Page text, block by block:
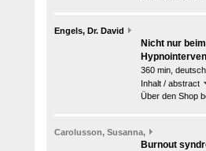
Engels, Dr. David
Nicht nur
360 min, deutsch
Inhalt / abstract
Über den Shop
Carolusson, Susanna,
Burnout